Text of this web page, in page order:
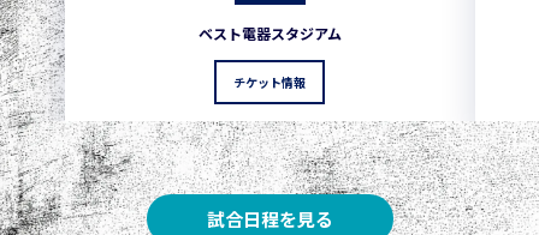
ベスト電器スタジアム
チケット情報
試合日程を見る
1 3
2 3 1
3
3 Ｇ大阪 3 1 0 0 1
5 柏 3 1 0 1